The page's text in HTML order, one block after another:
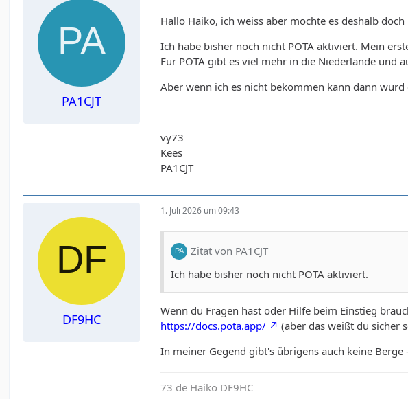
PA1CJT
Hallo Haiko, ich weiss aber mochte es deshalb doch
Ich habe bisher noch nicht POTA aktiviert. Mein
Fur POTA gibt es viel mehr in die Niederlande und
Aber wenn ich es nicht bekommen kann dann
vy73
Kees
PA1CJT
DF9HC
1. Juli 2026 um 09:43
Zitat von PA1CJT
Ich habe bisher noch nicht POTA aktiviert.
Wenn du Fragen hast oder Hilfe beim Einstieg
https://docs.pota.app/
(aber das weißt du sicher
In meiner Gegend gibt's übrigens auch keine Berge
73 de Haiko DF9HC